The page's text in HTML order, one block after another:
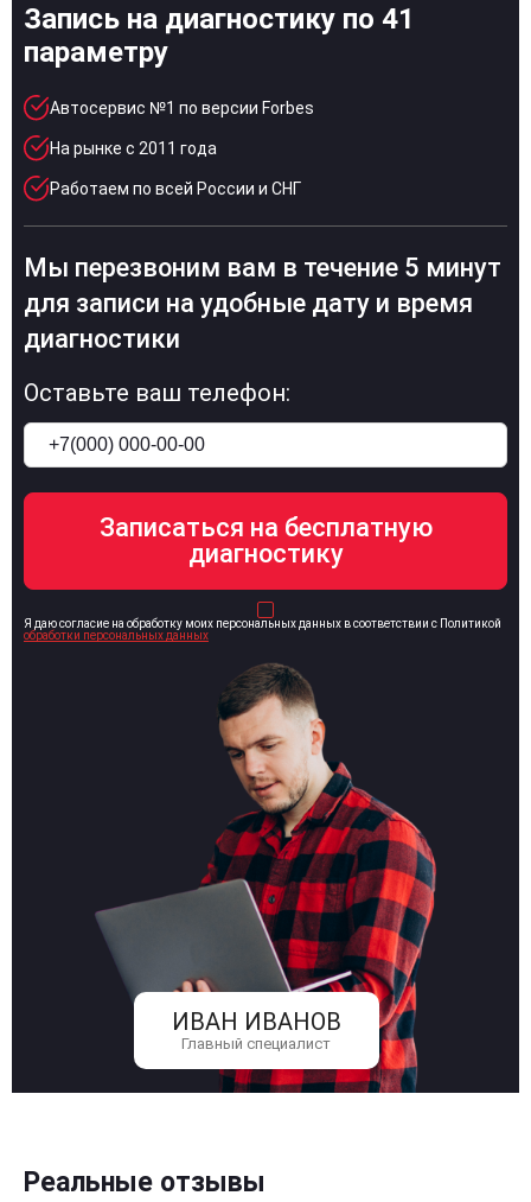
Запись на диагностику по 41
параметру
Автосервис №1 по версии Forbes
На рынке с 2011 года
Работаем по всей России и СНГ
ИВАН ИВАНОВ
Главный специалист
Мы перезвоним вам в течение 5 минут
для записи на удобные дату и время
диагностики
Оставьте ваш телефон:
Я даю согласие на обработку моих персональных данных в соответствии с Политикой
обработки персональных данных
Реальные отзывы